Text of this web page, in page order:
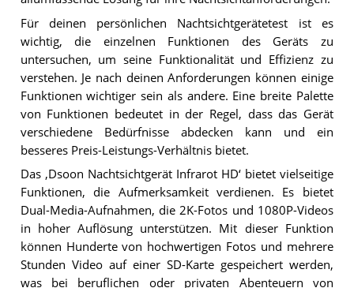
Für deinen persönlichen Nachtsichtgerätetest ist es
wichtig, die einzelnen Funktionen des Geräts zu
untersuchen, um seine Funktionalität und Effizienz zu
verstehen. Je nach deinen Anforderungen können einige
Funktionen wichtiger sein als andere. Eine breite Palette
von Funktionen bedeutet in der Regel, dass das Gerät
verschiedene Bedürfnisse abdecken kann und ein
besseres Preis-Leistungs-Verhältnis bietet.
Das ‚Dsoon Nachtsichtgerät Infrarot HD‘ bietet vielseitige
Funktionen, die Aufmerksamkeit verdienen. Es bietet
Dual-Media-Aufnahmen, die 2K-Fotos und 1080P-Videos
in hoher Auflösung unterstützen. Mit dieser Funktion
können Hunderte von hochwertigen Fotos und mehrere
Stunden Video auf einer SD-Karte gespeichert werden,
was bei beruflichen oder privaten Abenteuern von